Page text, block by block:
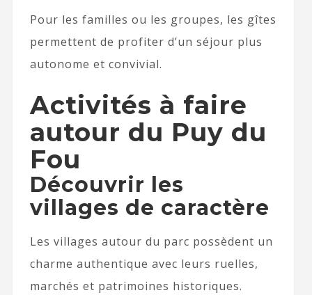
Pour les familles ou les groupes, les gîtes
permettent de profiter d’un séjour plus
autonome et convivial.
Activités à faire
autour du Puy du
Fou
Découvrir les
villages de caractère
Les villages autour du parc possèdent un
charme authentique avec leurs ruelles,
marchés et patrimoines historiques.